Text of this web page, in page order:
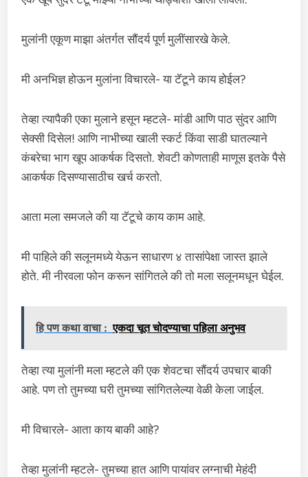
मुलांनी एकूण माझा अंतर्गत सौंदर्य पूर्ण मुलींसारखे केले.
मी अनभिज्ञ होऊन मुलांना विचारले- या टॅटूने काय होईल?
तेव्हा त्यापैकी एका मुलाने हसून म्हटले- मांडी आणि पाठ सुंदर आणि
सेक्सी दिसेल! आणि नाभीच्या खाली स्कर्ट किंवा साडी घातल्याने
कंबरेचा भाग खूप आकर्षक दिसतो. शेवटी कोणताही माणूस इतके पैसे
आकर्षक दिसण्यासाठीच खर्च करतो.
आता मला समजले की या टॅटूचे काय काम आहे.
मी पाहिले की सलूनमध्ये येऊन साधारण ४ तासांपेक्षा जास्त झाले
होते. मी नीरवला फोन करून सांगितले की तो मला सलूनमधून घेईल.
हि पण कथा वाचा : एकदा चूत चोदण्याचा पहिला अनुभव
तेव्हा त्या मुलांनी मला म्हटले की एक शेवटचा सौंदर्य उपचार बाकी
आहे. पण तो तुमच्या घरी तुमच्या सांगितलेल्या वेळी केला जाईल.
मी विचारले- आता काय बाकी आहे?
तेव्हा मुलांनी म्हटले- तुमच्या हात आणि पायांवर लग्नाची मेहंदी